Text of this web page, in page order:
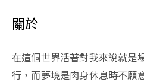
關於
在這個世界活著對我來說就是
行，而夢境是肉身休息時不願